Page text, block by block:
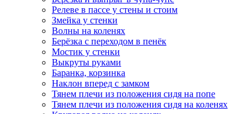
Релеве в пассе у стены и стоим
Змейка у стенки
Волны на коленях
Берёзка с переходом в пенёк
Мостик у стенки
Выкруты руками
Баранка, корзинка
Наклон вперед с замком
Тянем плечи из положения сидя на попе
Тянем плечи из положения сидя на коленях